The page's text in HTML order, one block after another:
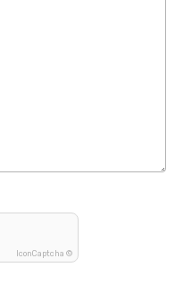
IconCaptcha ©